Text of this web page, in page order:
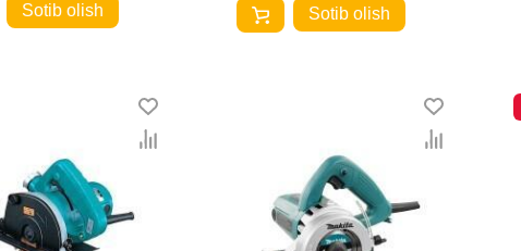
Sotib olish
Sotib olish